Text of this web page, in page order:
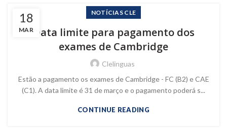
18
MAR
NOTÍCIAS CLE
Data limite para pagamento dos
exames de Cambridge
Clelinguas
Estão a pagamento os exames de Cambridge - FC (B2) e CAE
(C1). A data limite é 31 de março e o pagamento poderá s...
CONTINUE READING